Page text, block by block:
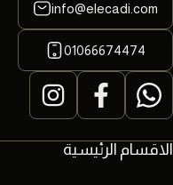
الاقسام الرئيسية
info@elecadi.com
01066674474